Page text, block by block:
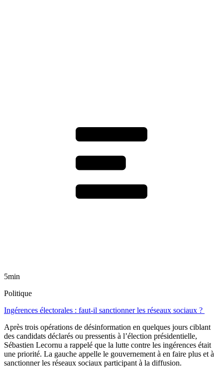
5min
Politique
Ingérences électorales : faut-il sanctionner les réseaux sociaux ?
Après trois opérations de désinformation en quelques jours ciblant
des candidats déclarés ou pressentis à l’élection présidentielle,
Sébastien Lecornu a rappelé que la lutte contre les ingérences était
une priorité. La gauche appelle le gouvernement à en faire plus et à
sanctionner les réseaux sociaux participant à la diffusion.